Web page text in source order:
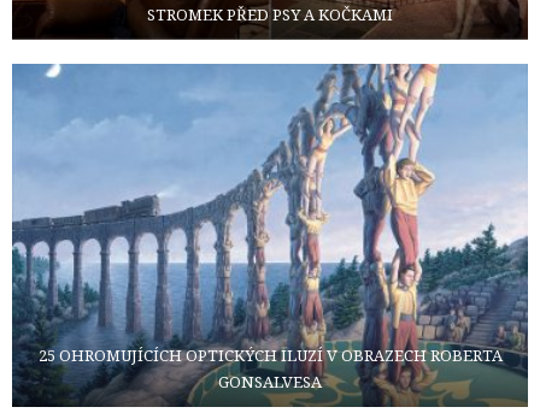
STROMEK PŘED PSY A KOČKAMI
25 OHROMUJÍCÍCH OPTICKÝCH ILUZÍ V OBRAZECH ROBERTA
GONSALVESA